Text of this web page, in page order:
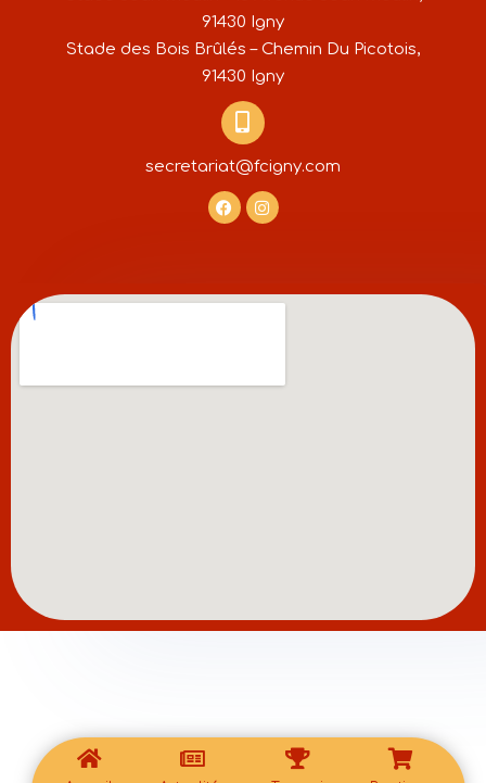
91430 Igny
Stade des Bois Brûlés – Chemin Du Picotois,
91430 Igny
secretariat@fcigny.com